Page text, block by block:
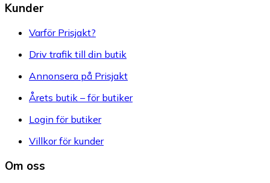
Kunder
Varför Prisjakt?
Driv trafik till din butik
Annonsera på Prisjakt
Årets butik – för butiker
Login för butiker
Villkor för kunder
Om oss